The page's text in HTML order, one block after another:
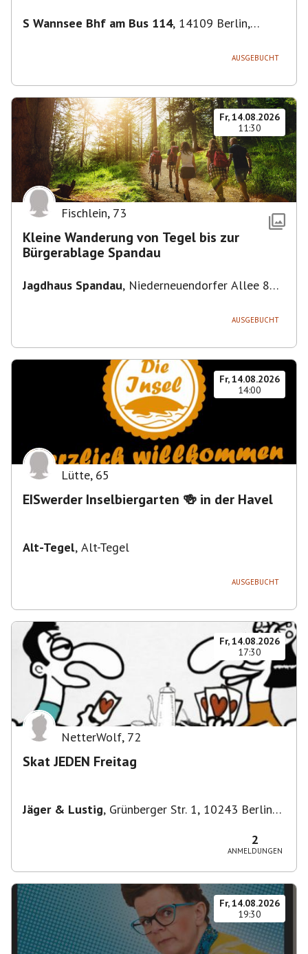
S Wannsee Bhf am Bus 114, 14109 Berlin,
AUSGEBUCHT
Fr, 14.08.2026
11:30
Fischlein, 73
Kleine Wanderung von Tegel bis zur
Bürgerablage Spandau
Jagdhaus Spandau, Niederneuendorfer Allee 80,
AUSGEBUCHT
Fr, 14.08.2026
14:00
Lütte, 65
EISwerder Inselbiergarten 🍻 in der Havel
Alt-Tegel, Alt-Tegel
AUSGEBUCHT
Fr, 14.08.2026
17:30
NetterWolf, 72
Skat JEDEN Freitag
Jäger & Lustig, Grünberger Str. 1, 10243 Berlin-
2
ANMELDUNGEN
Fr, 14.08.2026
19:30